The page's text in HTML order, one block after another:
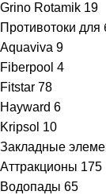
Grino Rotamik 19
Противотоки для
Aquaviva 9
Fiberpool 4
Fitstar 78
Hayward 6
Kripsol 10
Закладные
Аттракционы 175
Водопады 65